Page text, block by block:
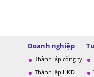
Doanh nghiệp
Thành lập công ty
Thành lập HKD